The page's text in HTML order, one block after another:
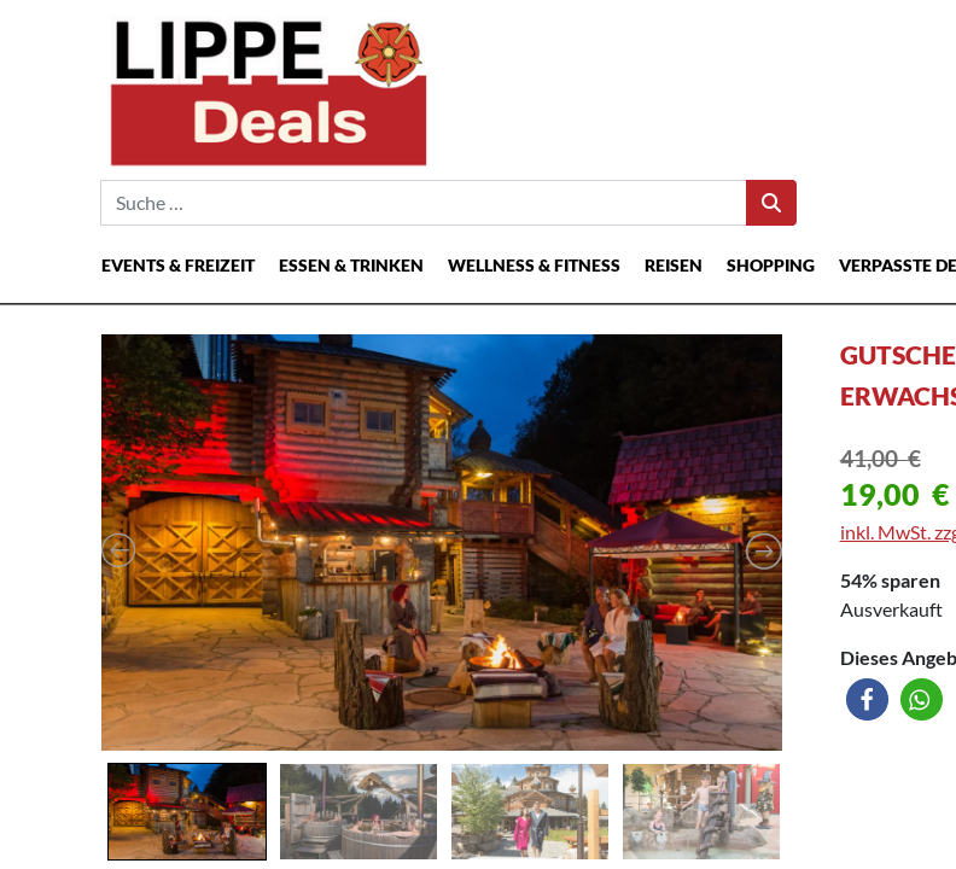
Suche nach:
Hauptnavigation
EVENTS & FREIZEIT ESSEN & TRINKEN WELLNESS & FITNESS REISEN SHOPPING VERPASSTE
41,00€
19,00 €
inkl. MwSt.
54% sparen
Ausverkauft
Dieses